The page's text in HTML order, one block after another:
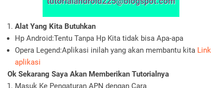
Alat Yang Kita Butuhkan
Hp Android:Tentu Tanpa Hp Kita tidak bisa Apa-apa
Opera Legend:Aplikasi inilah yang akan membantu kita Link
aplikasi
Ok Sekarang Saya Akan Memberikan Tutorialnya
Masuk Ke Pengaturan APN dengan Cara